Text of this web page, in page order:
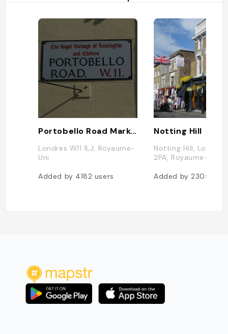
Portobello Road Market
Londres W11 1LJ, Royaume-
Uni
Added by 4182 users
Notting Hill
Notting Hill, Londres
2PA, Royaume-Uni
Added by2305